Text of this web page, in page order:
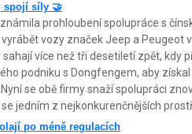
spojí síly 🤝
prohloubení spolupráce s
vozy značek Jeep a Peugeot
více než tři desetiletí zpět, kdy
podniku s Dongfengem, aby
se obě firmy snaží spolupráci
jedním z nejkonkurenčnějších
po méně regulacích